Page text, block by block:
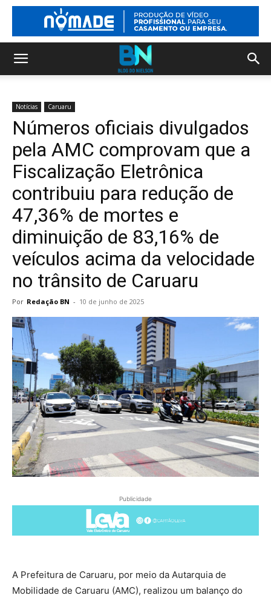
Notícias Caruaru
Números oficiais divulgados
pela AMC comprovam que a
Fiscalização Eletrônica
contribuiu para redução de
47,36% de mortes e
diminuição de 83,16% de
veículos acima da velocidade
no trânsito de Caruaru
Por Redação BN - 10 de junho de 2025
Publicidade
A Prefeitura de Caruaru, por meio da Autarquia de
Mobilidade de Caruaru (AMC), realizou um balanço do